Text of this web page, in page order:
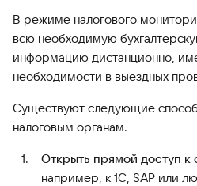
В режиме налогового
всю необходимую
информацию дистанционно,
необходимости в выездных
Существуют следующие
налоговым органам.
Открыть прямой доступ к
например, к 1С, SAP или